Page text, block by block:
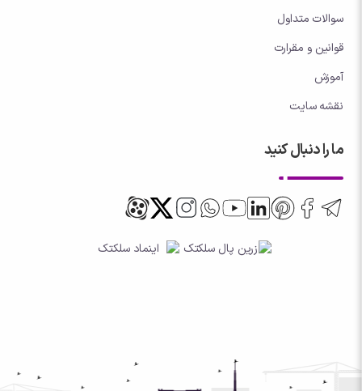
سوالات متداول
قوانین و مقرارت
آموزش
نقشه سایت
ما را دنبال کنید